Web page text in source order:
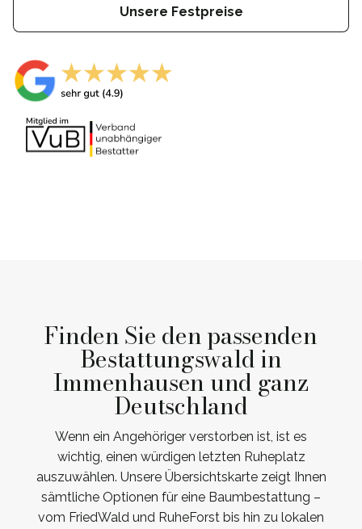
Unsere Festpreise
Finden Sie den passenden
Bestattungswald in
Immenhausen und ganz
Deutschland
Wenn ein Angehöriger verstorben ist, ist es
wichtig, einen würdigen letzten Ruheplatz
auszuwählen. Unsere Übersichtskarte zeigt Ihnen
sämtliche Optionen für eine Baumbestattung –
vom FriedWald und RuheForst bis hin zu lokalen